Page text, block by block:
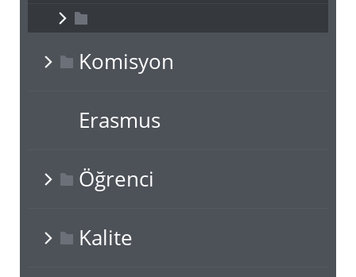
Komisyon
Erasmus
Öğrenci
Kalite